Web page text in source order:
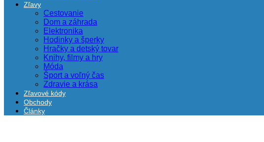
Zľavy
Cestovanie
Dom a záhrada
Elektronika
Hodinky a šperky
Hračky a detský tovar
Knihy, filmy a hry
Móda
Šport a voľný čas
Zdravie a krása
Zľavové kódy
Obchody
Články